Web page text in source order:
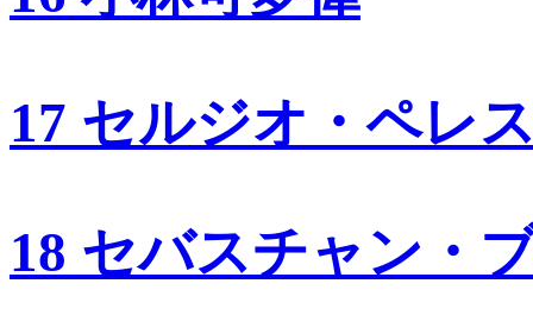
17 セルジオ・ペレ
18 セバスチャン・